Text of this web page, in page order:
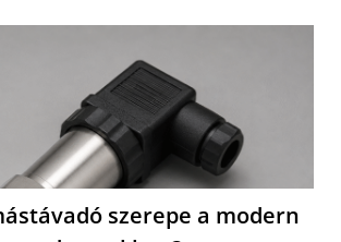
szerepe a modern